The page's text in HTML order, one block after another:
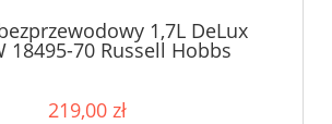
1,7L DeLux
18495-70 Russell Hobbs
219,00 zł